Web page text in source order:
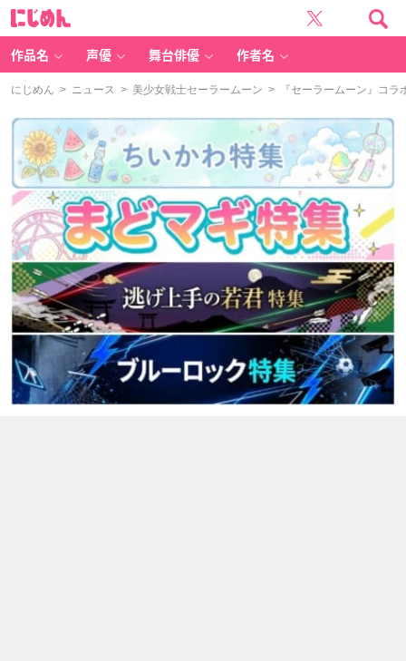
作品名 声優 舞台俳優 作者名
にじめん > ニュース > 美少女戦士セーラームーン > 『セーラームーン』コラ